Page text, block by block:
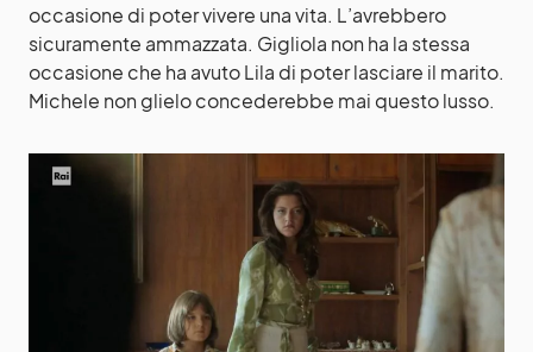
occasione di poter vivere una vita. L’avrebbero
sicuramente ammazzata. Gigliola non ha la stessa
occasione che ha avuto Lila di poter lasciare il marito.
Michele non glielo concederebbe mai questo lusso.